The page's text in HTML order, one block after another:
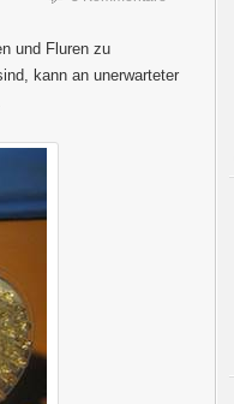
und Fluren zu
kann an unerwarteter